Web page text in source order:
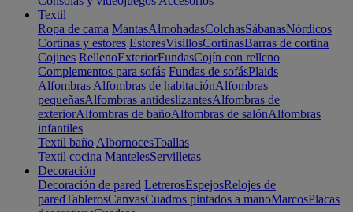
Textil
Ropa de cama MantasAlmohadasColchasSábanasNórdicos
Cortinas y estores EstoresVisillosCortinasBarras de cortina
Cojines RellenoExteriorFundasCojín con relleno
Complementos para sofás Fundas de sofásPlaids
Alfombras Alfombras de habitaciónAlfombras
pequeñasAlfombras antideslizantesAlfombras de
exteriorAlfombras de bañoAlfombras de salónAlfombras
infantiles
Textil baño AlbornocesToallas
Textil cocina MantelesServilletas
Decoración
Decoración de pared LetrerosEspejosRelojes de
paredTablerosCanvasCuadros pintados a manoMarcosPlacas